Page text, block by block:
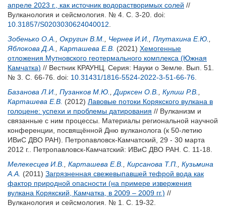
апреле 2023 г., как источник водорастворимых солей //
Вулканология и сейсмология. № 4. С. 3-20. doi:
10.31857/S0203030624040012
Зобенько О.А.
Округин В.М. Чернев И.И. Плутахина Е.Ю.
Яблокова Д.А.
Карташева Е.В. (2021) Хемогенные
отложения Мутновского геотермального комплекса (Южная
Камчатка) // Вестник КРАУНЦ. Серия: Науки о Земле. Вып. 51.
№ 3. С. 66-76. doi: 10.31431/1816-5524-2022-3-51-66-76
Базанова Л.И.
Пузанков М.Ю. Дирксен О.В. Кулиш Р.В.
Карташева Е.В. (2012) Лавовые потоки Корякского вулкана в
голоцене: успехи и проблемы датирования // Вулканизм и
связанные с ним процессы. Материалы региональной научной
конференции, посвящённой Дню вулканолога (к 50-летию
ИВиС ДВО РАН). Петропавловск-Камчатский, 29 - 30 марта
2012 г.. Петропавловск-Камчатский: ИВиС ДВО РАН. С. 11-18.
Мелекесцев И.В.
Карташева Е.В. Кирсанова Т.П.
Кузьмина
А.А. (2011) Загрязненная свежевыпавшей тефрой вода как
фактор природной опасности (на примере извержения
вулкана Корякский, Камчатка, в 2009 – 2009 гг.) //
Вулканология и сейсмология. № 1. С. 19-32.